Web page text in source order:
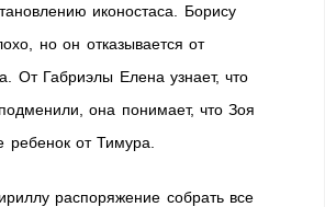
иконостаса. Борису
но он отказывается от
От Габриэлы Елена узнает, что
она понимает, что Зоя
ребенок от Тимура.
распоряжение собрать все